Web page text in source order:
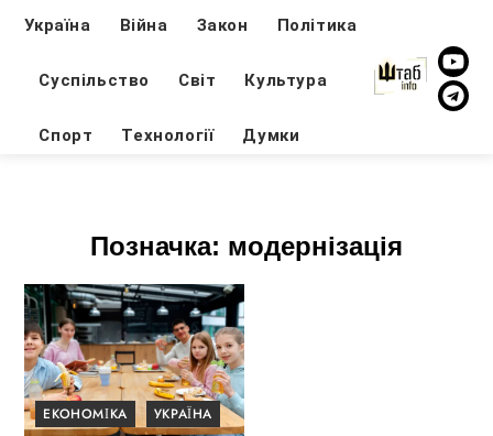
Україна Війна Закон Політика
Суспільство Світ Культура
Спорт Технології Думки
Позначка: модернізація
ЕКОНОМІКА УКРАЇНА